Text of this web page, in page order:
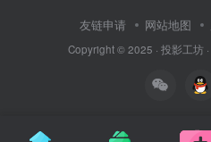
友链申请 网站地图
Copyright © 2025 · 投影工坊·